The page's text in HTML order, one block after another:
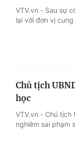
VTV.vn - Sau sự
lại với đơn vị
Chủ tịch
học
VTV.vn - Chủ tịch
nghiêm sai phạm